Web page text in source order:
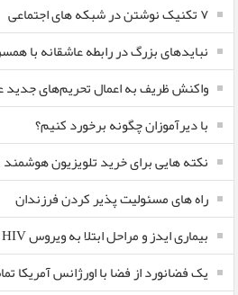
۷ تکنیک نوشتن در شبکه های اجتماعی
نبایدهای بزرگ در رابطه عاشقانه با
واکنش ظریف به اعمال تحریم‌های جدید
با دیرآموزان چگونه برخورد کنیم؟
نکته هایی برای خرید تلویزیون هوشمند
راه های مسئولیت پذیر کردن فرزندان
بیماری ایدز و مراحل ابتلا به ویروس HIV چیست؟
یک فضانورد از فضا با اورژانس آمریکا